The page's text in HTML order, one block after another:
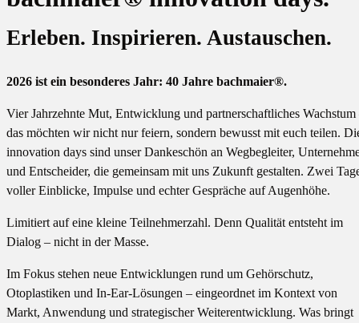
Erleben. Inspirieren. Austauschen.
2026 ist ein besonderes Jahr: 40 Jahre bachmaier®.
Vier Jahrzehnte Mut, Entwicklung und partnerschaftliches Wachstum
das möchten wir nicht nur feiern, sondern bewusst mit euch teilen.
innovation days sind unser Dankeschön an Wegbegleiter,
und Entscheider, die gemeinsam mit uns Zukunft gestalten. Zwei
voller Einblicke, Impulse und echter Gespräche auf Augenhöhe.
Limitiert auf eine kleine Teilnehmerzahl. Denn Qualität entsteht im
Dialog – nicht in der Masse.
Im Fokus stehen neue Entwicklungen rund um Gehörschutz,
Otoplastiken und In-Ear-Lösungen – eingeordnet im Kontext von
Markt, Anwendung und strategischer Weiterentwicklung. Was bringt